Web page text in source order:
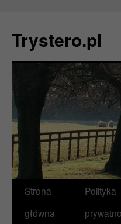
Trystero.pl
Przejdź
do
Strona
główna
Polityka